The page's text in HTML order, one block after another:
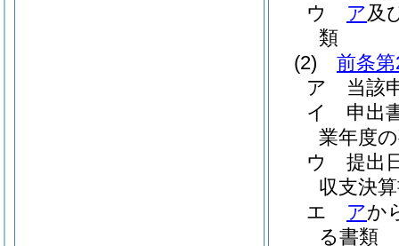
ウ
ア及
類
(2)
前条
ア
当該
イ
申出
業年度
ウ
提出
収支決
エ
アか
る書類